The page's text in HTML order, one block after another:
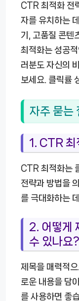
CTR 최적화 전
자를 유치하는
기, 고품질 콘텐
최적화는 성공
러분도 자신의
보세요. 클릭률
자주 묻는
1. CTR 최
CTR 최적화는
전략과 방법을
를 극대화하는
2. 어떻게
수 있나요?
제목을 매력적
로운 내용을 담
를 사용하면 좋